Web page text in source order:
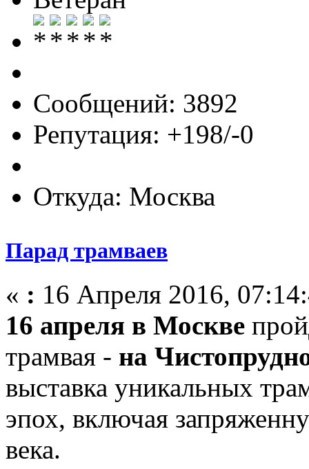
Сообщений: 3892
Репутация: +198/-0
Откуда: Москва
Парад трамваев
« : 16 Апреля 2016,
16 апреля в Москве
трамвая - на
выставка уникальных
эпох, включая
века.